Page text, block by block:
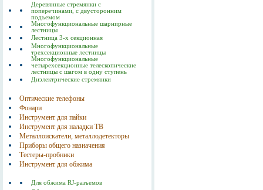
Деревянные стремянки с
поперечинами, с двусторонним
подъемом
Многофункциональные шарнирные
лестницы
Лестница 3-х секционная
Многофункциональные
трехсекционные лестницы
Многофункциональные
четырехсекционные телескопические
лестницы с шагом в одну ступень
Диэлектрические стремянки
Оптические телефоны
Фонари
Инструмент для пайки
Инструмент для наладки ТВ
Металлоискатели, металлодетекторы
Приборы общего назначения
Тестеры-пробники
Инструмент для обжима
Для обжима RJ-разъемов